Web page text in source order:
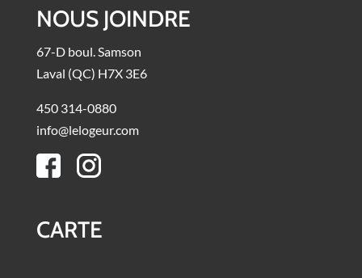
NOUS JOINDRE
67-D boul. Samson
Laval (QC) H7X 3E6
450 314-0880
info@lelogeur.com
CARTE